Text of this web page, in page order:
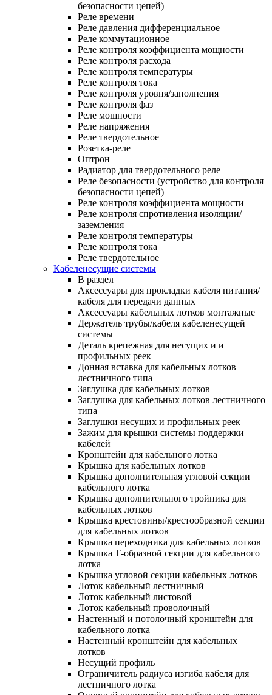
безопасности цепей)
Реле времени
Реле давления дифференциальное
Реле коммутационное
Реле контроля коэффициента мощности
Реле контроля расхода
Реле контроля температуры
Реле контроля тока
Реле контроля уровня/заполнения
Реле контроля фаз
Реле мощности
Реле напряжения
Реле твердотельное
Розетка-реле
Оптрон
Радиатор для твердотельного реле
Реле безопасности (устройство для контроля
безопасности цепей)
Реле контроля коэффициента мощности
Реле контроля спротивления изоляции/
заземления
Реле контроля температуры
Реле контроля тока
Реле твердотельное
Кабеленесущие системы
В раздел
Аксессуары для прокладки кабеля питания/
кабеля для передачи данных
Аксессуары кабельных лотков монтажные
Держатель трубы/кабеля кабеленесущей
системы
Деталь крепежная для несущих и и
профильных реек
Донная вставка для кабельных лотков
лестничного типа
Заглушка для кабельных лотков
Заглушка для кабельных лотков лестничного
типа
Заглушки несущих и профильных реек
Зажим для крышки системы поддержки
кабелей
Кронштейн для кабельного лотка
Крышка для кабельных лотков
Крышка дополнительная угловой секции
кабельного лотка
Крышка дополнительного тройника для
кабельных лотков
Крышка крестовины/крестообразной секции
для кабельных лотков
Крышка переходника для кабельных лотков
Крышка Т-образной секции для кабельного
лотка
Крышка угловой секции кабельных лотков
Лоток кабельный лестничный
Лоток кабельный листовой
Лоток кабельный проволочный
Настенный и потолочный кронштейн для
кабельного лотка
Настенный кронштейн для кабельных
лотков
Несущий профиль
Ограничитель радиуса изгиба кабеля для
лестничного лотка